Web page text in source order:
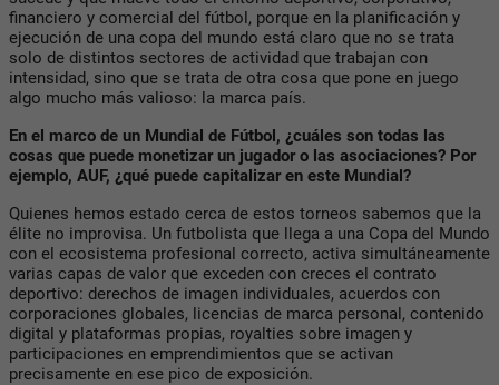
financiero y comercial del fútbol, porque en la planificación y
ejecución de una copa del mundo está claro que no se trata
solo de distintos sectores de actividad que trabajan con
intensidad, sino que se trata de otra cosa que pone en juego
algo mucho más valioso: la marca país.
En el marco de un Mundial de Fútbol, ¿cuáles son todas las
cosas que puede monetizar un jugador o las asociaciones? Por
ejemplo, AUF, ¿qué puede capitalizar en este Mundial?
Quienes hemos estado cerca de estos torneos sabemos que la
élite no improvisa. Un futbolista que llega a una Copa del Mundo
con el ecosistema profesional correcto, activa simultáneamente
varias capas de valor que exceden con creces el contrato
deportivo: derechos de imagen individuales, acuerdos con
corporaciones globales, licencias de marca personal, contenido
digital y plataformas propias, royalties sobre imagen y
participaciones en emprendimientos que se activan
precisamente en ese pico de exposición.